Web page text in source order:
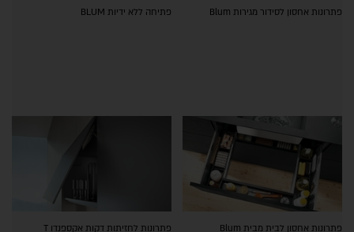
פתרונות אחסון לסידור מגירות Blum פתיחה ללא ידיות BLUM
פתרונות אחסון לבית מבית Blum פתרונות לחזיתות דקות אקספנדו T